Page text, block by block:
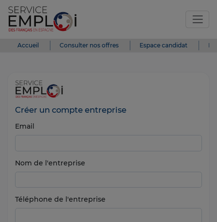
Accueil Consulter nos offres Espace candidat
Créer un compte entreprise
Email
Nom de l'entreprise
Téléphone de l'entreprise